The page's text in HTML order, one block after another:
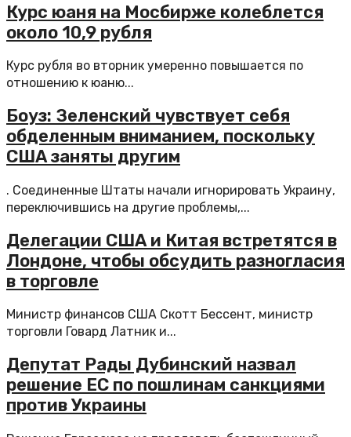
Курс юаня на Мосбирже колеблется
около 10,9 рубля
Курс рубля во вторник умеренно повышается по
отношению к юаню...
Боуз: Зеленский чувствует себя
обделенным вниманием, поскольку
США заняты другим
. Соединенные Штаты начали игнорировать Украину,
переключившись на другие проблемы,...
Делегации США и Китая встретятся в
Лондоне, чтобы обсудить разногласия
в торговле
Министр финансов США Скотт Бессент, министр
торговли Говард Латник и...
Депутат Рады Дубинский назвал
решение ЕС по пошлинам санкциями
против Украины